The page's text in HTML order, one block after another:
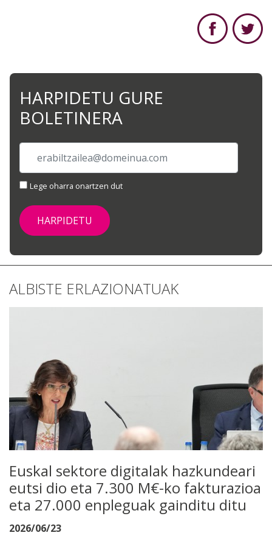
HARPIDETU GURE
BOLETINERA
Lege oharra onartzen dut
ALBISTE ERLAZIONATUAK
Euskal sektore digitalak hazkundeari
eutsi dio eta 7.300 M€-ko fakturazioa
eta 27.000 enpleguak gainditu ditu
2026/06/23